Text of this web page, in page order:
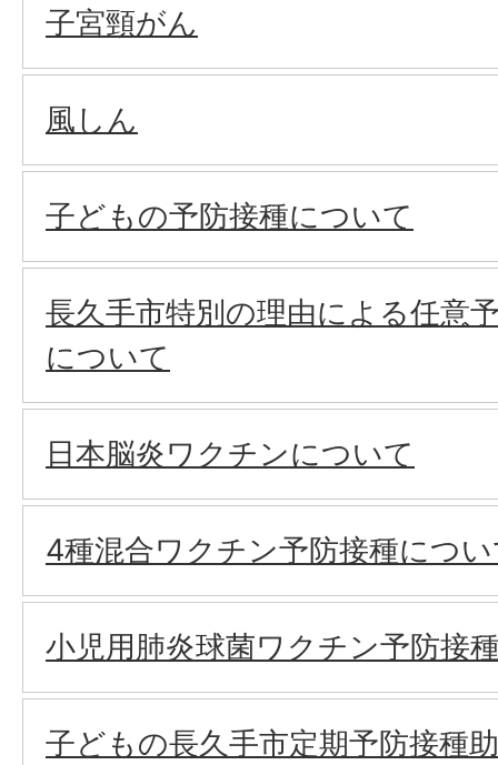
子宮頸がん
風しん
子どもの予防接種について
長久手市特別の理由による任意
について
日本脳炎ワクチンについて
4種混合ワクチン予防接種につ
小児用肺炎球菌ワクチン予防接
子どもの長久手市定期予防接種